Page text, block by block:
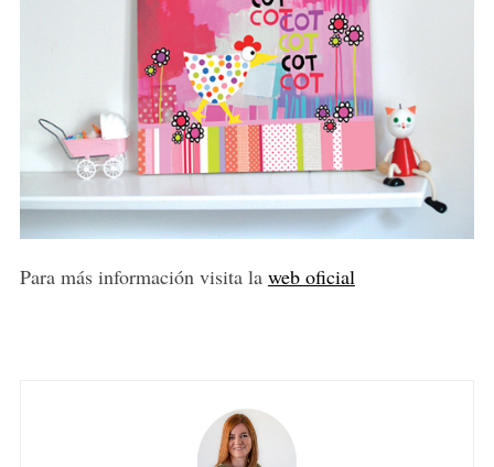
Para más información visita la web oficial